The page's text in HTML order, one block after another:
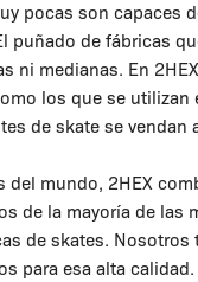
pocas son capaces
puñado de fábricas
ni medianas. En
los que se utilizan
de skate se
del mundo, 2HEX
de la mayoría de las
de skates. Nosotros
para esa alta calidad.